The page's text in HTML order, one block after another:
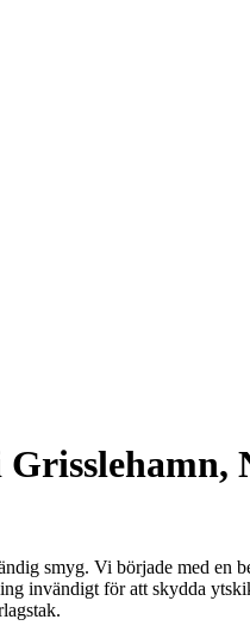
smyg. Vi började med en
invändigt för att skydda